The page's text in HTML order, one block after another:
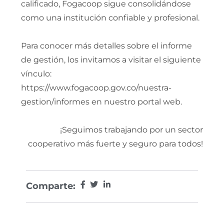
calificado, Fogacoop sigue consolidándose
como una institución confiable y profesional.
Para conocer más detalles sobre el informe
de gestión, los invitamos a visitar el siguiente
vínculo:
https://www.fogacoop.gov.co/nuestra-
gestion/informes en nuestro portal web.
¡Seguimos trabajando por un sector
cooperativo más fuerte y seguro para todos!
Comparte: